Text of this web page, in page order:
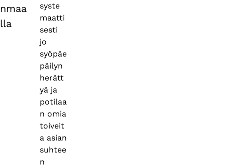
nmaa
lla
syste
maatti
sesti
jo
syöpäe
päilyn
herätt
yä ja
potilaa
n omia
toiveit
a asian
suhtee
n